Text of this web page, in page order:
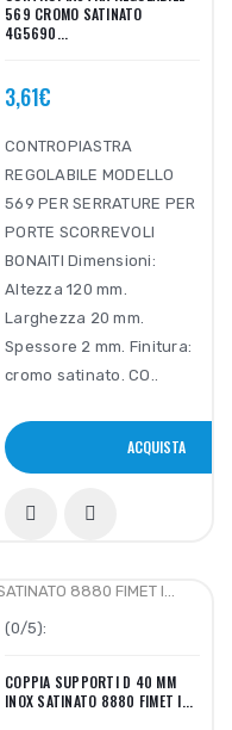
569 CROMO SATINATO
4G5690...
3,61€
CONTROPIASTRA
REGOLABILE MODELLO
569 PER SERRATURE PER
PORTE SCORREVOLI
BONAITI Dimensioni:
Altezza 120 mm.
Larghezza 20 mm.
Spessore 2 mm. Finitura:
cromo satinato. CO..
ACQUISTA
(0/5):
COPPIA SUPPORTI D 40 MM
INOX SATINATO 8880 FIMET I...